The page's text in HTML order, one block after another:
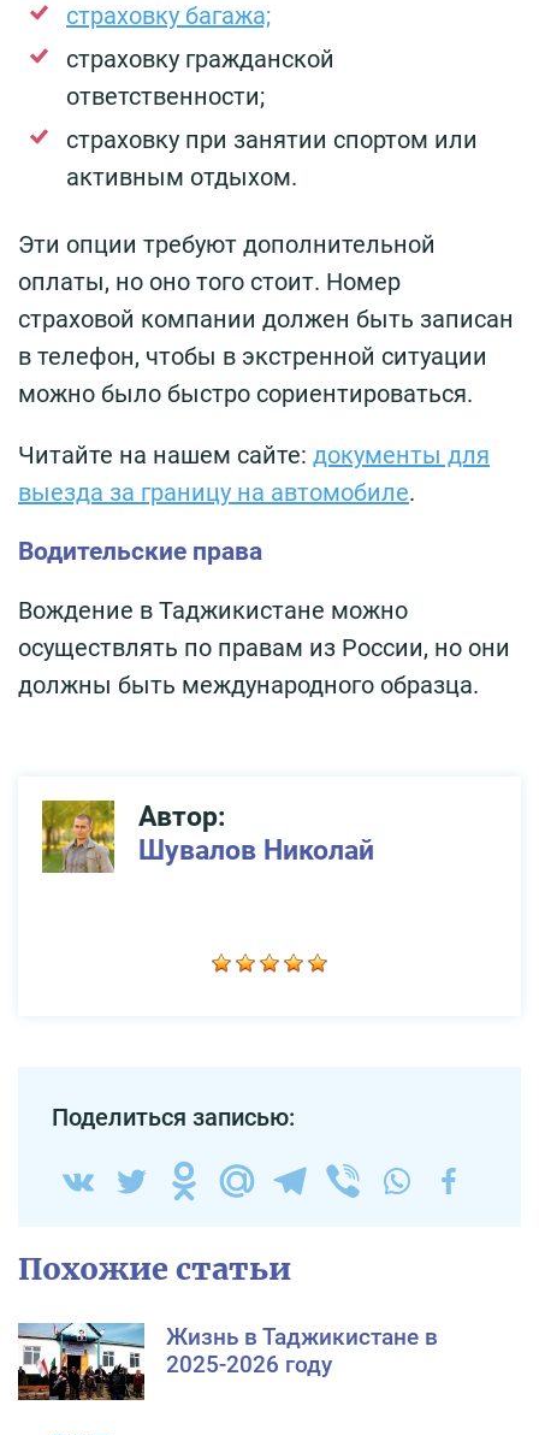
страховку багажа;
страховку гражданской
ответственности;
страховку при занятии спортом или
активным отдыхом.
Эти опции требуют дополнительной
оплаты, но оно того стоит. Номер
страховой компании должен быть записан
в телефон, чтобы в экстренной ситуации
можно было быстро сориентироваться.
Читайте на нашем сайте: документы для
выезда за границу на автомобиле.
Водительские права
Вождение в Таджикистане можно
осуществлять по правам из России, но они
должны быть международного образца.
Автор:
Шувалов Николай
Поделиться записью:
Похожие статьи
Жизнь в Таджикистане в
2025-2026 году